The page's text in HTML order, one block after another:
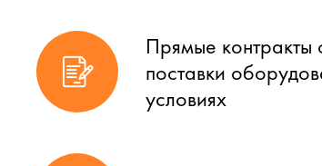
Прямые контракты
поставки
условиях